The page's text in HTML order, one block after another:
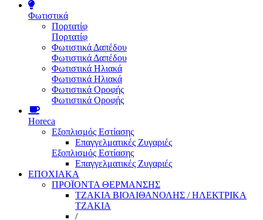
Φωτιστικά
Πορτατίφ
Πορτατίφ
Φωτιστικά Δαπέδου
Φωτιστικά Δαπέδου
Φωτιστικά Ηλιακά
Φωτιστικά Ηλιακά
Φωτιστικά Οροφής
Φωτιστικά Οροφής
Horeca
Εξοπλισμός Εστίασης
Επαγγελματικές Ζυγαριές
Εξοπλισμός Εστίασης
Επαγγελματικές Ζυγαριές
ΕΠΟΧΙΑΚΑ
ΠΡΟΪΟΝΤΑ ΘΕΡΜΑΝΣΗΣ
ΤΖΑΚΙΑ ΒΙΟΑΙΘΑΝΟΛΗΣ / ΗΛΕΚΤΡΙΚΑ
ΤΖΑΚΙΑ
/